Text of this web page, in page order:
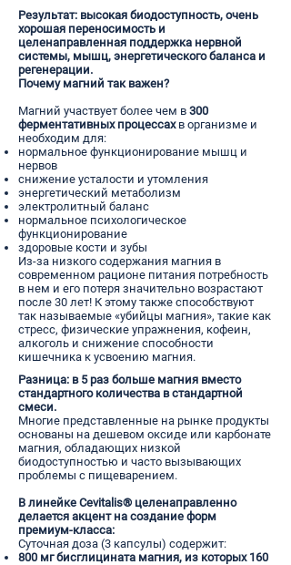
Результат: высокая биодоступность, очень
хорошая переносимость и
целенаправленная поддержка нервной
системы, мышц, энергетического баланса и
регенерации.
Почему магний так важен?
Магний участвует более чем в 300
ферментативных процессахв организме и
необходим для:
нормальное функционирование мышц и
нервов
снижение усталости и утомления
энергетический метаболизм
электролитный баланс
нормальное психологическое
функционирование
здоровые кости и зубы
Из-за низкого содержания магния в
современном рационе питания потребность
в нем и его потеря значительно возрастают
после 30 лет! К этому также способствуют
так называемые «убийцы магния», такие как
стресс, физические упражнения, кофеин,
алкоголь и снижение способности
кишечника к усвоению магния.
Разница: в 5 раз больше магния вместо
стандартного количества в стандартной
смеси.
Многие представленные на рынке продукты
основаны на дешевом оксиде или карбонате
магния, обладающих низкой
биодоступностью и часто вызывающих
проблемы с пищеварением.
В линейке Cevitalis® целенаправленно
делается акцент на создание форм
премиум-класса:
Суточная доза (3 капсулы) содержит:
800 мг бисглицината магния, из которых 160